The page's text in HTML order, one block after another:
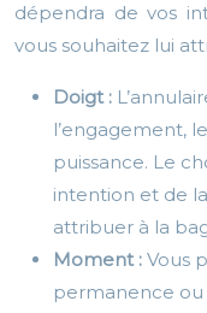
dépendra de vos
vous souhaitez lui
Doigt :
l’engagement,
puissance. Le
intention et de
attribuer à la
Moment : Vous
permanence ou